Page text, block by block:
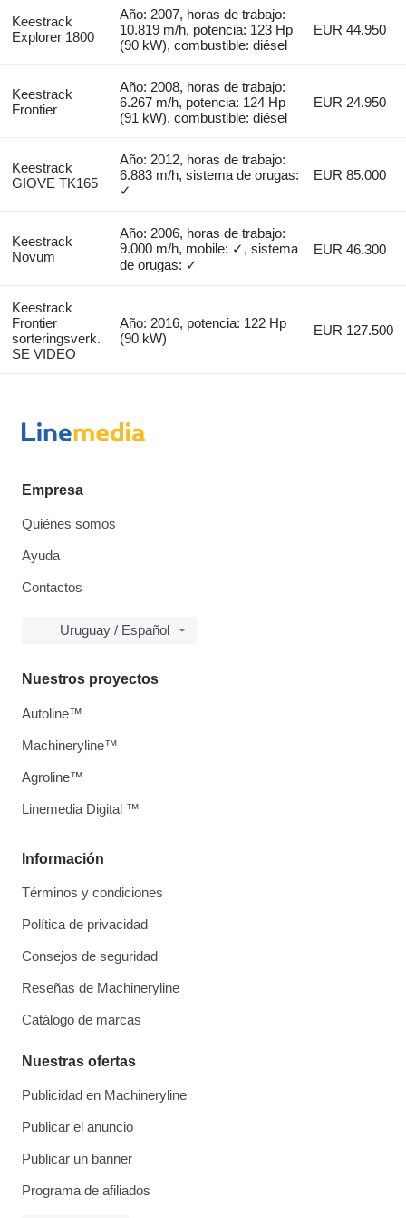
Keestrack
Explorer 1800
Año: 2007, horas de trabajo:
10.819 m/h, potencia: 123 Hp
(90 kW), combustible: diésel
EUR 44.950
Keestrack
Frontier
Año: 2008, horas de trabajo:
6.267 m/h, potencia: 124 Hp
(91 kW), combustible: diésel
EUR 24.950
Keestrack
GIOVE TK165
Año: 2012, horas de trabajo:
6.883 m/h, sistema de orugas:
✓
EUR 85.000
Keestrack
Novum
Año: 2006, horas de trabajo:
9.000 m/h, mobile: ✓, sistema
de orugas: ✓
EUR 46.300
Keestrack
Frontier
sorteringsverk.
SE VIDEO
Año: 2016, potencia: 122 Hp
(90 kW)
EUR 127.500
Empresa
Quiénes somos
Ayuda
Contactos
Uruguay / Español
Información
Términos y condiciones
Política de privacidad
Consejos de seguridad
Reseñas de Machineryline
Catálogo de marcas
Nuestras ofertas
Publicidad en Machineryline
Publicar el anuncio
Publicar un banner
Programa de afiliados
Nuestros proyectos
Autoline™
Machineryline™
Agroline™
Linemedia Digital ™